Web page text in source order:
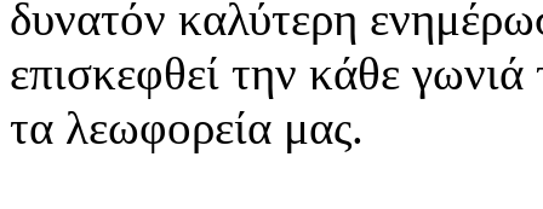
δυνατόν καλύτερη
επισκεφθεί την κάθε
τα λεωφορεία μας.